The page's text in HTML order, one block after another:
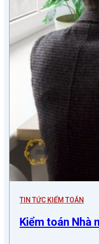
TIN TỨC KIỂM TOÁN
Kiểm toán Nhà